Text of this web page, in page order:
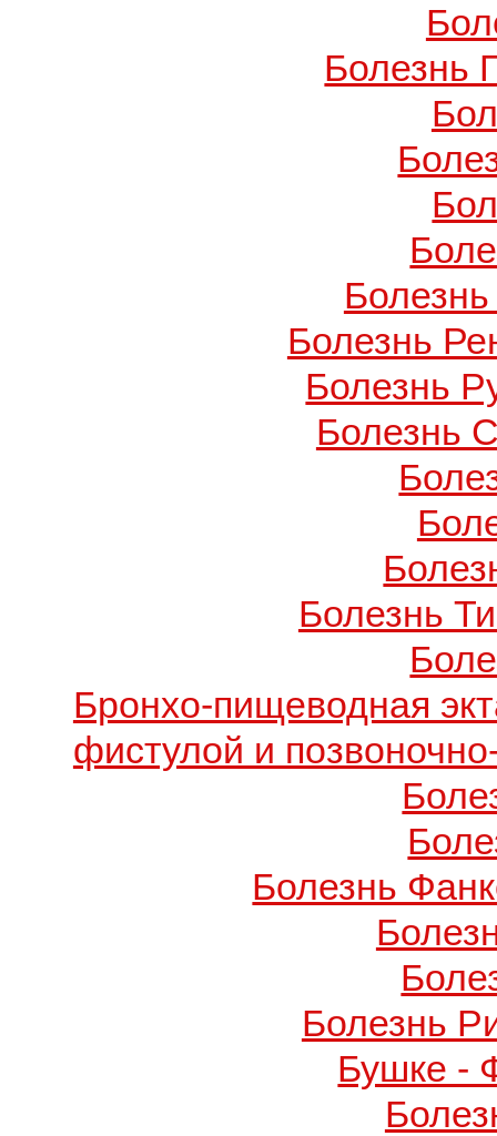
Болезнь
Болезнь
Болезнь
Болезнь
Болезнь
Бронхо-пищеводная
фистулой и
Болезнь
Болезнь
Бушке -